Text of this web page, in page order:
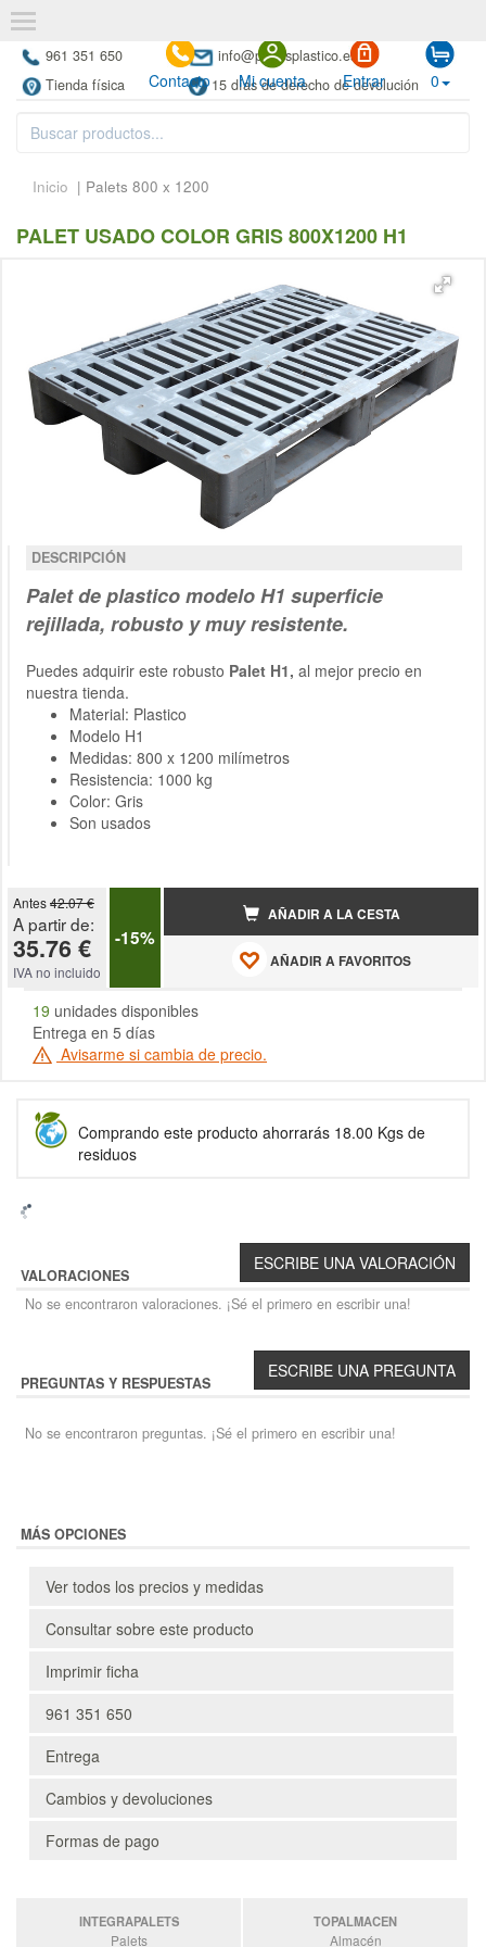
961 351 650
info@paletsplastico.es
Tienda física
15 días de derecho de devolución
Contacto Mi cuenta Entrar 0
Inicio | Palets 800 x 1200
PALET USADO COLOR GRIS 800X1200 H1
DESCRIPCIÓN
Paletdeplastico modelo H1 superficie
rejillada, robusto y muy resistente.
Puedes adquirir este robusto Palet H1, al mejor precio en
nuestra tienda.
Material: Plastico
Modelo H1
Medidas: 800 x 1200 milímetros
Resistencia: 1000 kg
Color: Gris
Son usados
Antes42.07 €
A partir de:
35.76 €
IVA no incluido
-15%
AÑADIR A LA CESTA
AÑADIR A FAVORITOS
19 unidades disponibles
Entrega en 5 días
Avisarme si cambia de precio.
Comprando este producto ahorrarás 18.00 Kgs de
residuos
VALORACIONES
No se encontraron valoraciones. ¡Sé el primero en escribir una!
PREGUNTAS Y RESPUESTAS
No se encontraron preguntas. ¡Sé el primero en escribir una!
MÁS OPCIONES
Ver todos los precios y medidas
Consultar sobre este producto
Imprimir ficha
961 351 650
Entrega
Cambios y devoluciones
Formas de pago
INTEGRAPALETS
Palets
TOPALMACEN
Almacén